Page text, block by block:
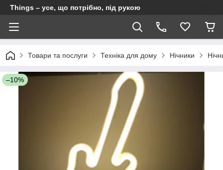
Things – усе, що потрібно, під рукою
Товари та послуги Техніка для дому Нічники
–10%